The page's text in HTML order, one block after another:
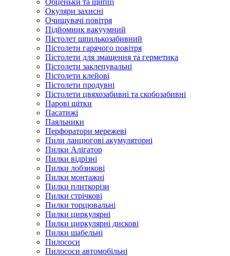
Обценьки та щипці
Окуляри захисні
Очищувачі повітря
Підйомник вакуумний
Пістолет шпилькозабивний
Пістолети гарячого повітря
Пістолети для змащення та герметика
Пістолети заклепувальні
Пістолети клейові
Пістолети продувні
Пістолети цвяхозабивні та скобозабивні
Парові щітки
Пасатижі
Паяльники
Перфоратори мережеві
Пили ланцюгові акумуляторні
Пилки Алігатор
Пилки відрізні
Пилки лобзикові
Пилки монтажні
Пилки плиткорізи
Пилки стрічкові
Пилки торцювальні
Пилки циркулярні
Пилки циркулярні дискові
Пилки шабельні
Пилососи
Пилососи автомобільні